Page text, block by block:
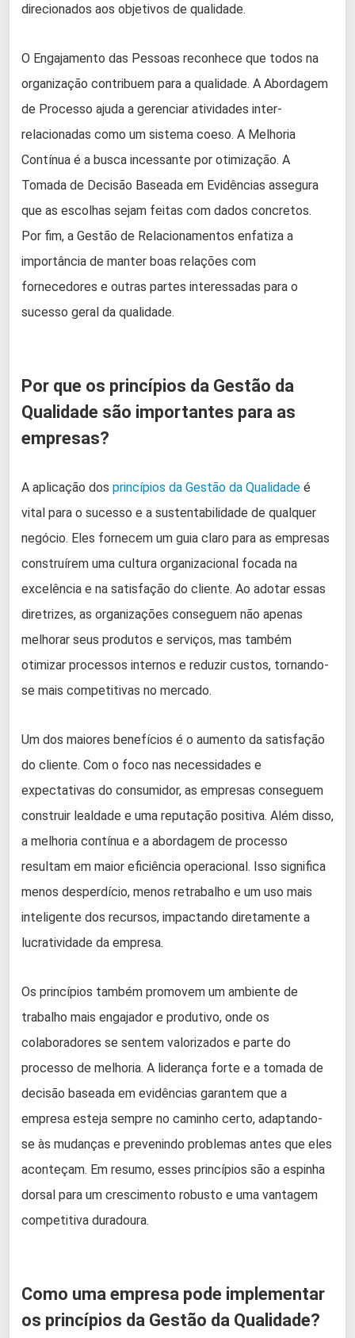
direcionados aos objetivos de qualidade.
O Engajamento das Pessoas reconhece que todos na
organização contribuem para a qualidade. A Abordagem
de Processo ajuda a gerenciar atividades inter-
relacionadas como um sistema coeso. A Melhoria
Contínua é a busca incessante por otimização. A
Tomada de Decisão Baseada em Evidências assegura
que as escolhas sejam feitas com dados concretos.
Por fim, a Gestão de Relacionamentos enfatiza a
importância de manter boas relações com
fornecedores e outras partes interessadas para o
sucesso geral da qualidade.
Por que os princípios da Gestão da
Qualidade são importantes para as
empresas?
A aplicação dos princípios da Gestão da Qualidade é
vital para o sucesso e a sustentabilidade de qualquer
negócio. Eles fornecem um guia claro para as empresas
construírem uma cultura organizacional focada na
excelência e na satisfação do cliente. Ao adotar essas
diretrizes, as organizações conseguem não apenas
melhorar seus produtos e serviços, mas também
otimizar processos internos e reduzir custos, tornando-
se mais competitivas no mercado.
Um dos maiores benefícios é o aumento da satisfação
do cliente. Com o foco nas necessidades e
expectativas do consumidor, as empresas conseguem
construir lealdade e uma reputação positiva. Além disso,
a melhoria contínua e a abordagem de processo
resultam em maior eficiência operacional. Isso significa
menos desperdício, menos retrabalho e um uso mais
inteligente dos recursos, impactando diretamente a
lucratividade da empresa.
Os princípios também promovem um ambiente de
trabalho mais engajador e produtivo, onde os
colaboradores se sentem valorizados e parte do
processo de melhoria. A liderança forte e a tomada de
decisão baseada em evidências garantem que a
empresa esteja sempre no caminho certo, adaptando-
se às mudanças e prevenindo problemas antes que eles
aconteçam. Em resumo, esses princípios são a espinha
dorsal para um crescimento robusto e uma vantagem
competitiva duradoura.
Como uma empresa pode implementar
os princípios da Gestão da Qualidade?